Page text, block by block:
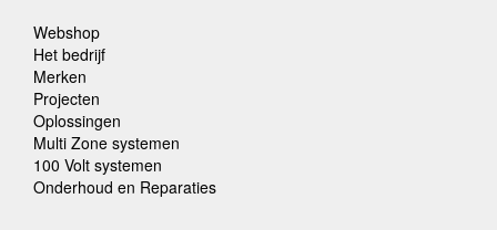
Webshop
Het bedrijf
Merken
Projecten
Oplossingen
Multi Zone systemen
100 Volt systemen
Onderhoud en Reparaties